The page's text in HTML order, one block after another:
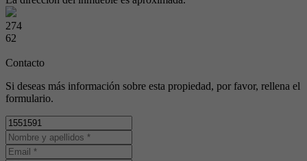
274
62
Contacto
Si deseas más información sobre esta propiedad, por favor, rellena el
formulario.